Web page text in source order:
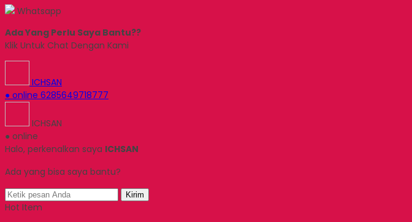
Whatsapp
Ada Yang Perlu Saya Bantu??
Klik Untuk Chat Dengan Kami
ICHSAN
● online 6285649718777
ICHSAN
● online
Halo, perkenalkan saya ICHSAN
Ada yang bisa saya bantu?
Kirim
Hot Item